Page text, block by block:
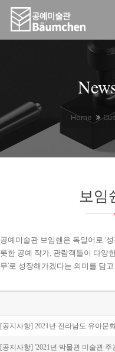
Home
보임
공예미술관 보임쉔은 독일어로 ‘
롯한 공예 작가, 관람객들이 다양
무’로 성장해가겠다는 의미를 담
[공지사항] 2021년 전라남도 유아문
[공지사항] '2021년 박물관 미술관 주